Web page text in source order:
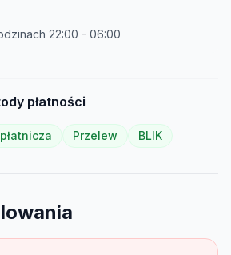
22:00 - 06:00
płatności
Przelew BLIK